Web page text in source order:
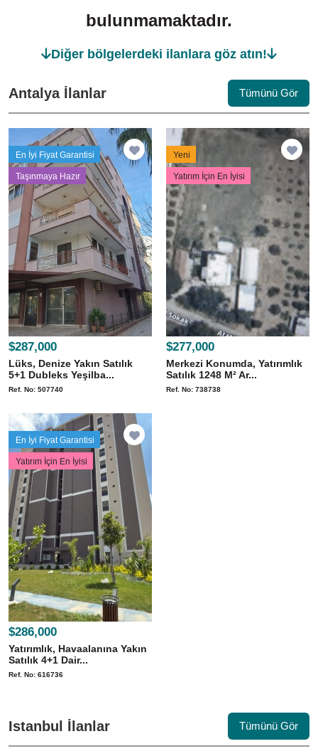
bulunmamaktadır.
Diğer bölgelerdeki ilanlara göz atın!
Antalya İlanlar Tümünü Gör
En İyi Fiyat Garantisi
Taşınmaya Hazır
$287,000
Lüks, Denize Yakın Satılık
5+1 Dubleks Yeşilba...
Ref. No: 507740
Yeni
Yatırım İçin En İyisi
$277,000
Merkezi Konumda, Yatırımlık
Satılık 1248 M² Ar...
Ref. No: 738738
En İyi Fiyat Garantisi
Yatırım İçin En İyisi
$286,000
Yatırımlık, Havaalanına Yakın
Satılık 4+1 Dair...
Ref. No: 616736
Istanbul İlanlar Tümünü Gör